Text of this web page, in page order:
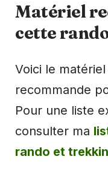
Matériel
cette
Voici le
recommande
Pour une liste
consulter ma
rando et